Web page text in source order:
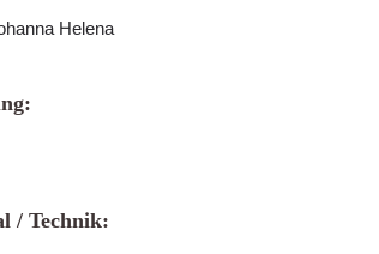
Helena
/ Technik: